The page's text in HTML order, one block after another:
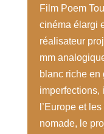
Film Poem
cinéma élargi
réalisateur
mm
blanc riche en
imperfections,
l’Europe et
nomade, le